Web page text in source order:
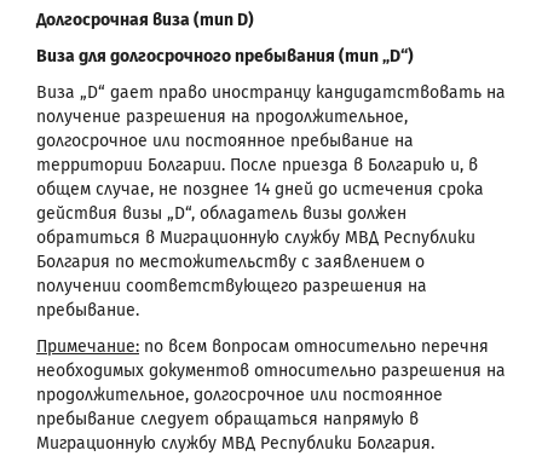
Долгосрочная виза (тип D)
Виза для долгосрочного пребывания (тип „D“)
Виза „D“ дает право иностранцу кандидатствовать на
получение разрешения на продолжительное,
долгосрочное или постоянное пребывание на
территории Болгарии. После приезда в Болгарию и, в
общем случае, не позднее 14 дней до истечения срока
действия визы „D“, обладатель визы должен
обратиться в Миграционную службу МВД Республики
Болгария по местожительству с заявлением о
получении соответствующего разрешения на
пребывание.
Примечание: по всем вопросам относительно перечня
необходимых документов относительно разрешения на
продолжительное, долгосрочное или постоянное
пребывание следует обращаться напрямую в
Миграционную службу МВД Республики Болгария.